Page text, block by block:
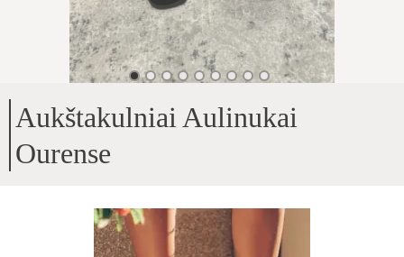
Aukštakulniai Aulinukai
Ourense
Viduje - Rudeninis nedidelis pašiltinimas
Pado aukštis - 7cm;